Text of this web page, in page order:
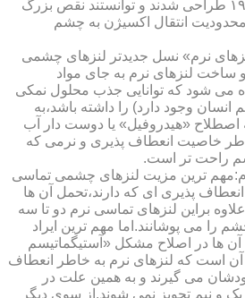
طول دهه های ۱۹۸۰ و ۱۹۹۰ طراحی شدند و توانستند نقص بزرگ
انتقال اکسیژن به چشم
نرم» نسل جدیدتر لنزهای چشمی
لنزهای نرم به جای مواد
می شود که توانایی جذب محلول نمکی
وجود دارد) را داشته باشد،به
اصطلاح «هیدروفیل» یا دوست دار آب
خاصیت انعطاف پذیری و نرمی که
راحت تر است.
ترین مزیت لنزهای چشمی تماسی
پذیری ای که دارند،تحمل آن ها
براین لنزهای تماسی نرم دو تا سه
را می پوشانند.اما مهم ترین ایراد
آن ها در اصلاح مشکل «آستیگماتیسم
آن است که لنزهای نرم به خاطر انعطاف
می گیرند و به همین علت در
یک و نیم تجویز نمی شوند.از سوی دیگر